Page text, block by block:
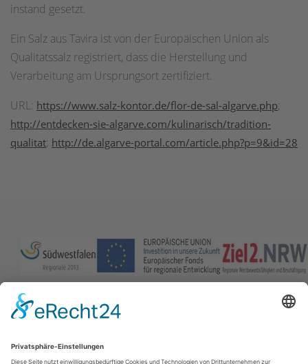
instand gesetzt.
Ein Salz aus Tavira ist von der Europäischen Union als
Qualitätssalz registriert, dass die Herstellung und
Verarbeitung am Ursprungsort zertifiziert.
URL: https://www.salz-kontor.de/flor-de-sal-algarve.php;
http://entdecken-sie-algarve.com/kulinarisch/tradition-
qualitat; http://de.algarve-portal.com/article.php?p=9&id=28